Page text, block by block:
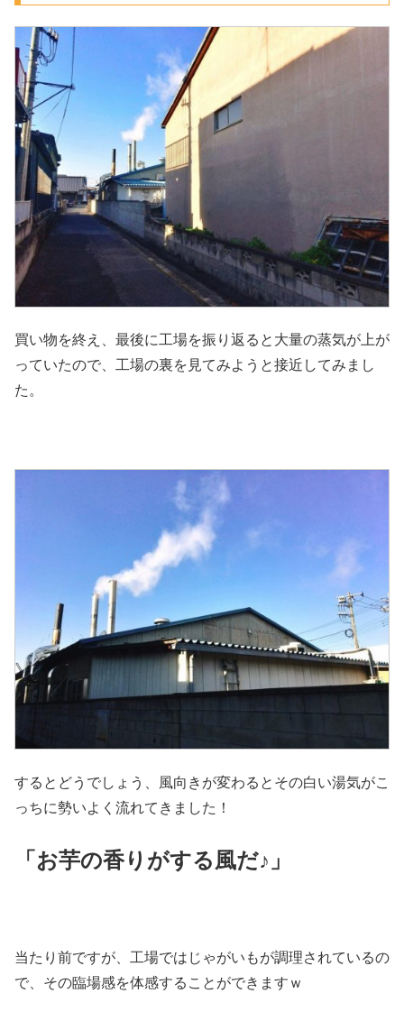
買い物を終え、最後に工場を振り返ると大量の蒸気が上が
っていたので、工場の裏を見てみようと接近してみまし
た。
するとどうでしょう、風向きが変わるとその白い湯気がこ
っちに勢いよく流れてきました！
「お芋の香りがする風だ♪」
当たり前ですが、工場ではじゃがいもが調理されているの
で、その臨場感を体感することができますｗ